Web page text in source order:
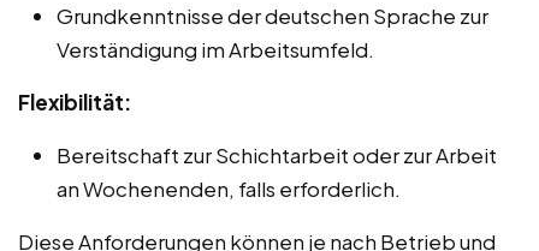
Grundkenntnisse der deutschen Sprache zur
Verständigung im Arbeitsumfeld.
Flexibilität:
Bereitschaft zur Schichtarbeit oder zur Arbeit
an Wochenenden, falls erforderlich.
Diese Anforderungen können je nach Betrieb und